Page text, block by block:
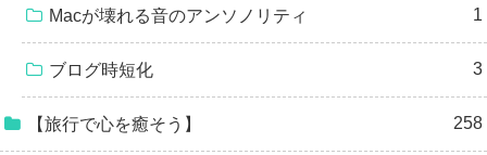
Macが壊れる音のアンソノリティ 1
ブログ時短化 3
【旅行で心を癒そう】 258